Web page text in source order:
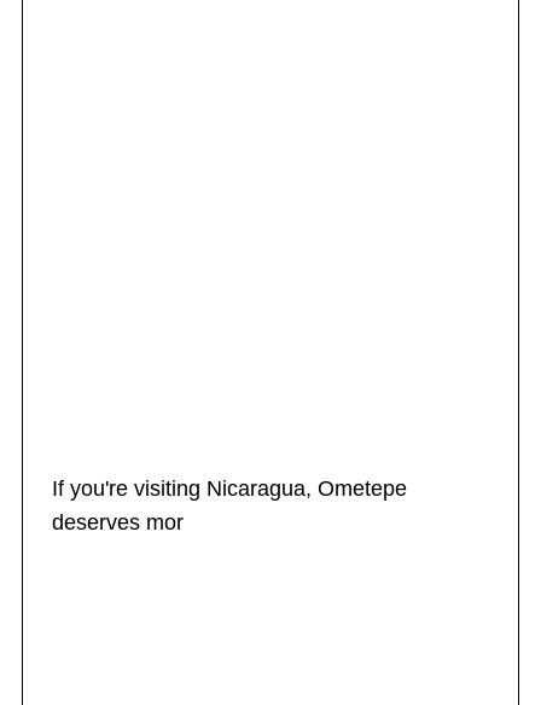
If you're visiting Nicaragua, Ometepe
deserves mor